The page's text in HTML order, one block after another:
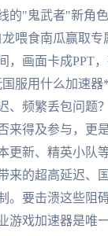
的"鬼武者"新角
喂食南瓜赢取专
，画面卡成PPT
服用什么加速
、频繁丢包问题
来得及参与，更
更新、精英小队
来的超高延迟、
。要击溃这些阻
游戏加速器是唯